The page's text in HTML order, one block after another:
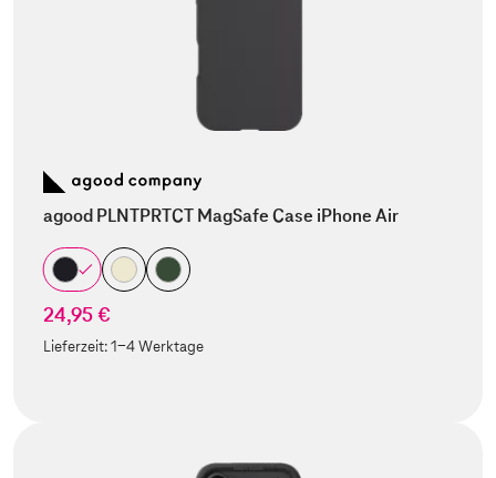
agood PLNTPRTCT MagSafe Case iPhone Air
24,95 €
Lieferzeit:1-4 Werktage